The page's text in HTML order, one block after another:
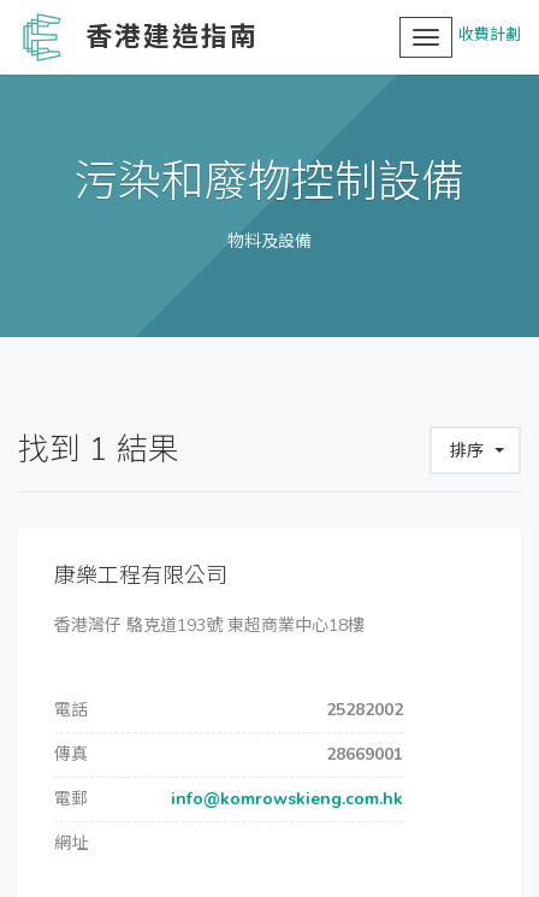
香港建造指南 收費計劃
Toggle
navigation
污染和廢物控制設備
物料及設備
找到 1 結果 排序
康樂工程有限公司
香港灣仔 駱克道193號 東超商業中心18樓
電話
25282002
傳真
28669001
電郵
info@komrowskieng.com.hk
網址